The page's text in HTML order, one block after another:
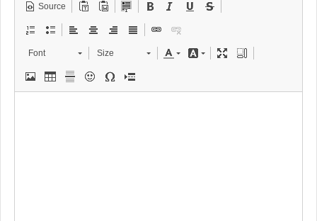
Source
Font Size